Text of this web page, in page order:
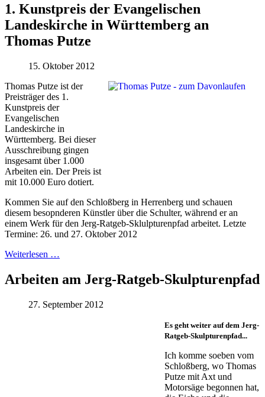
1. Kunstpreis der Evangelischen
Landeskirche in Württemberg an
Thomas Putze
15. Oktober 2012
Thomas Putze ist der
Preisträger des 1.
Kunstpreis der
Evangelischen
Landeskirche in
Württemberg. Bei dieser
Ausschreibung gingen
insgesamt über 1.000
Arbeiten ein. Der Preis ist
mit 10.000 Euro dotiert.
Kommen Sie auf den Schloßberg in Herrenberg und schauen
diesem besopnderen Künstler über die Schulter, während er an
einem Werk für den Jerg-Ratgeb-Sklulpturenpfad arbeitet. Letzte
Termine: 26. und 27. Oktober 2012
Weiterlesen …
Arbeiten am Jerg-Ratgeb-Skulpturenpfad
27. September 2012
Es geht weiter auf dem Jerg-
Ratgeb-Skulpturenpfad...
Ich komme soeben vom
Schloßberg, wo Thomas
Putze mit Axt und
Motorsäge begonnen hat,